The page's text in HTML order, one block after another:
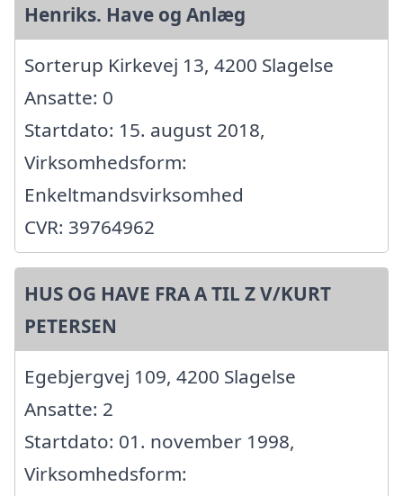
Henriks. Have og Anlæg
Sorterup Kirkevej 13, 4200 Slagelse
Ansatte: 0
Startdato: 15. august 2018,
Virksomhedsform:
Enkeltmandsvirksomhed
CVR: 39764962
HUS OG HAVE FRA A TIL Z V/KURT
PETERSEN
Egebjergvej 109, 4200 Slagelse
Ansatte: 2
Startdato: 01. november 1998,
Virksomhedsform: